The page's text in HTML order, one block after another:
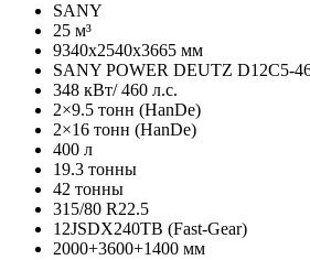
SANY
25 м³
9340х2540х3665 мм
SANY POWER DEUTZ D12C5-
348 кВт/ 460 л.с.
2×9.5 тонн (HanDe)
2×16 тонн (HanDe)
400 л
19.3 тонны
42 тонны
315/80 R22.5
12JSDX240TB (Fast-Gear)
2000+3600+1400 мм